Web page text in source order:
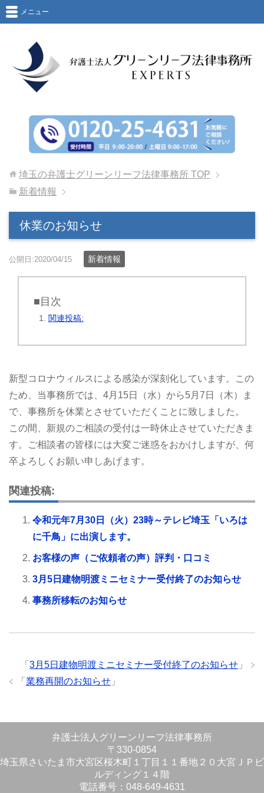
メニュー
埼玉の弁護士グリーンリーフ法律事務所 TOP
新着情報
休業のお知らせ
公開日:2020/04/15 新着情報
■目次
関連投稿:
新型コロナウィルスによる感染が深刻化しています。この
ため、当事務所では、4月15日（水）から5月7日（木）ま
で、事務所を休業とさせていただくことに致しました。
この間、新規のご相談の受付は一時休止させていただきま
す。ご相談者の皆様には大変ご迷惑をおかけしますが、何
卒よろしくお願い申しあげます。
関連投稿:
令和元年7月30日（火）23時～テレビ埼玉「いろは
に千鳥」に出演します。
お客様の声（ご依頼者の声）評判・口コミ
3月5日建物明渡ミニセミナー受付終了のお知らせ
事務所移転のお知らせ
「 3月5日建物明渡ミニセミナー受付終了のお知らせ 」
「 業務再開のお知らせ 」
弁護士法人グリーンリーフ法律事務所
〒330-0854
埼玉県さいたま市大宮区桜木町１丁目１１番地２０大宮ＪＰビ
ルディング１４階
電話番号：048-649-4631